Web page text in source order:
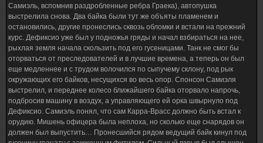
Самиэль, вспомнив раздробленные ребра Граека), автопушка
выстрелила снова. Два байка были тут же объяты пламенем и
остановились, другие пронеслись сквозь обломки и встали на прежний
курс. Дефиксио уже был у подножья гряды и начал взбираться на нее,
рыхлая земля начала скользить под его гусеницами. Танк не смог бы
оторваться от преследователей и в лучшие времена, а теперь он был
еще медленнее и с трудом волочился по сыпучему склону, под рык
окружающих его байков, несущихся во весь опор. Спонсон Самиэля
выстрелил, и переднее колесо ближайшего байка оторвало напрочь,
подбросив машину в воздух, а управляющего ей орка швырнуло под
Дефиксио. Самиэль понял, что сам Карра-Врасс должно быть встал к
орудию. Мишень офицера была неплоха, но сколько еще снарядов он
должен был выпустить… Пронесшийся рядом ведущий байк кинул под